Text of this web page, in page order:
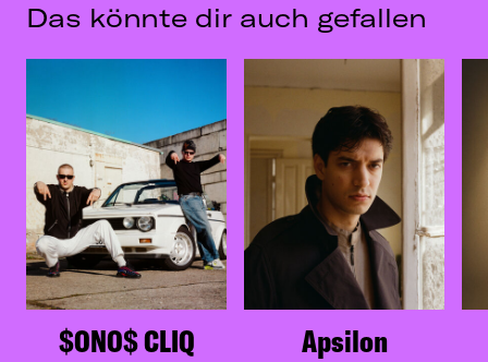
Das könnte dir auch gefallen
$ONO$ CLIQ Apsilon